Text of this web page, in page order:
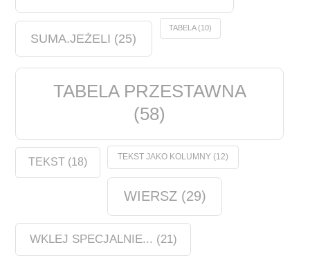
SUMA.JEŻELI (25)
TABELA(10)
TABELA PRZESTAWNA
(58)
TEKST (18) TEKST JAKO KOLUMNY(12)
WIERSZ(29)
WKLEJ SPECJALNIE... (21)